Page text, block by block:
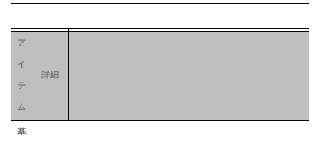
ア
イ
テ
ム
詳細
基